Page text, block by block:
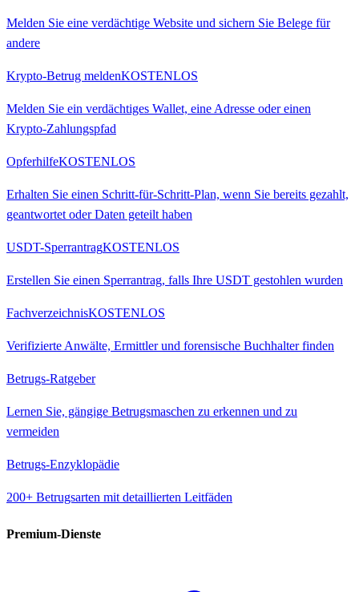
Melden Sie eine verdächtige Website und sichern Sie Belege für
andere
Krypto-Betrug meldenKOSTENLOS
Melden Sie ein verdächtiges Wallet, eine Adresse oder einen
Krypto-Zahlungspfad
OpferhilfeKOSTENLOS
Erhalten Sie einen Schritt-für-Schritt-Plan, wenn Sie bereits gezahlt,
geantwortet oder Daten geteilt haben
USDT-SperrantragKOSTENLOS
Erstellen Sie einen Sperrantrag, falls Ihre USDT gestohlen wurden
FachverzeichnisKOSTENLOS
Verifizierte Anwälte, Ermittler und forensische Buchhalter finden
Betrugs-Ratgeber
Lernen Sie, gängige Betrugsmaschen zu erkennen und zu
vermeiden
Betrugs-Enzyklopädie
200+ Betrugsarten mit detaillierten Leitfäden
Premium-Dienste